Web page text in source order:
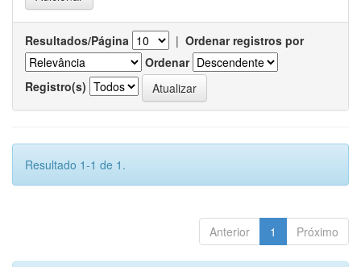
Resultados/Página | Ordenar registros por
Ordenar
Registro(s)
Resultado 1-1 de 1.
Anterior 1 Próximo